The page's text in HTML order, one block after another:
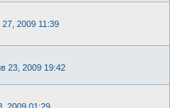
2009 11:39
23, 2009 19:42